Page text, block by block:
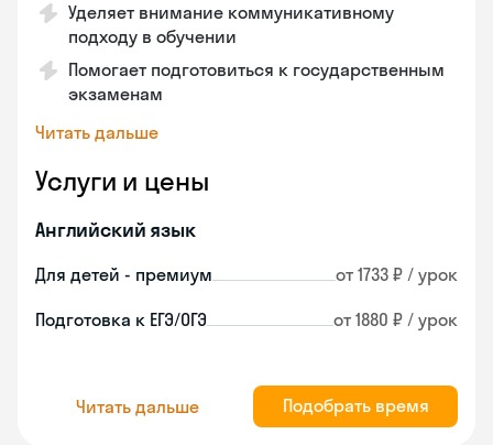
Уделяет внимание коммуникативному
подходу в обучении
Помогает подготовиться к государственным
экзаменам
Читать дальше
Услуги и цены
Английский язык
Для детей - премиум от 1733 ₽ / урок
Подготовка к ЕГЭ/ОГЭ от 1880 ₽ / урок
Читать дальше Подобрать время